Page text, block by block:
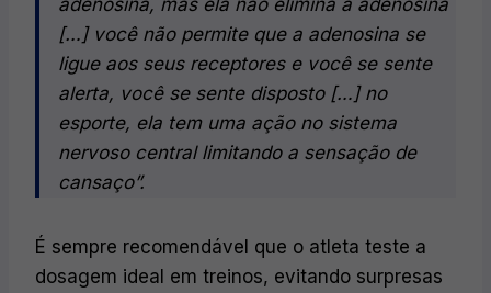
[…] você não permite que a adenosina se
ligue aos seus receptores e você se sente
alerta, você se sente disposto […] no
esporte, ela tem uma ação no sistema
nervoso central limitando a sensação de
cansaço”​.
É sempre recomendável que o atleta teste a
dosagem ideal em treinos, evitando surpresas